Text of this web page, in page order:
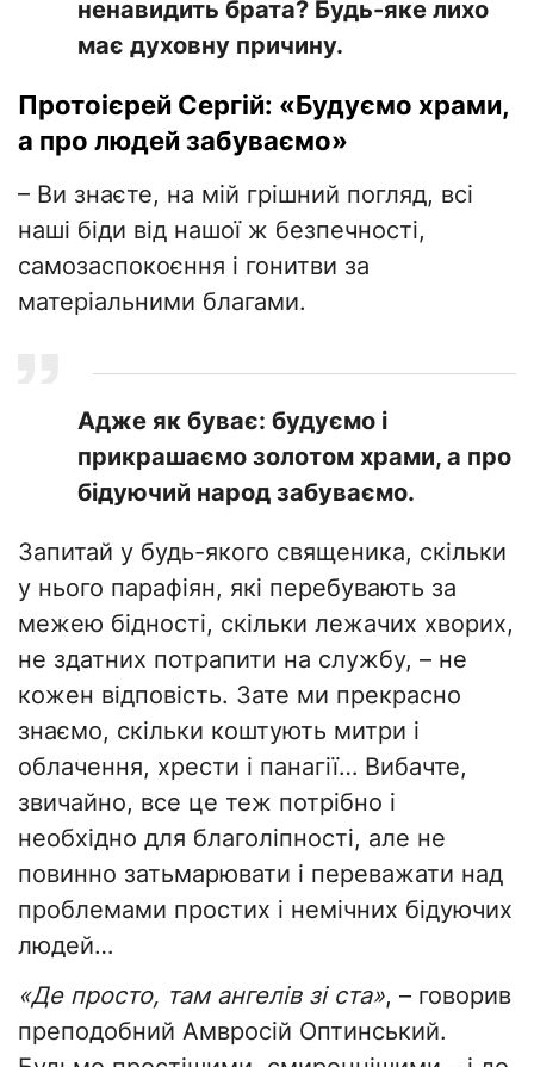
ненавидить брата? Будь-яке лихо
має духовну причину.
Протоієрей Сергій: «Будуємо храми,
а про людей забуваємо»
– Ви знаєте, на мій грішний погляд, всі
наші біди від нашої ж безпечності,
самозаспокоєння і гонитви за
матеріальними благами.
Адже як буває: будуємо і
прикрашаємо золотом храми, а про
бідуючий народ забуваємо.
Запитай у будь-якого священика, скільки
у нього парафіян, які перебувають за
межею бідності, скільки лежачих хворих,
не здатних потрапити на службу, – не
кожен відповість. Зате ми прекрасно
знаємо, скільки коштують митри і
облачення, хрести і панагії… Вибачте,
звичайно, все це теж потрібно і
необхідно для благоліпності, але не
повинно затьмарювати і переважати над
проблемами простих і немічних бідуючих
людей…
«Де просто, там ангелів зі ста», – говорив
преподобний Амвросій Оптинський.